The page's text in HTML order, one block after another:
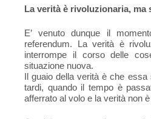
La verità è rivoluzionaria, ma
E’ venuto dunque il
referendum. La verità è
interrompe il corso delle
situazione nuova.
Il guaio della verità è che
tardi, quando il tempo è
afferrato al volo e la verità non